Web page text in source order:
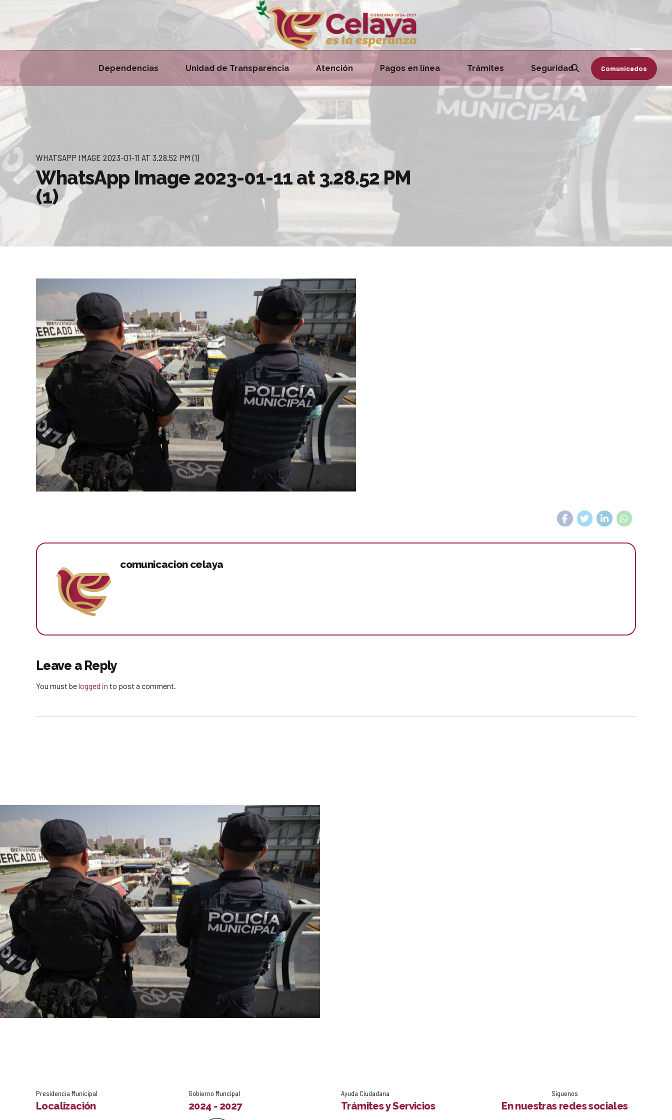
Comunicados
Dependencias Unidad de Transparencia Atención Pagos en línea Trámites Seguridad
WHATSAPP IMAGE 2023-01-11 AT 3.28.52 PM (1)
WhatsApp Image 2023-01-11 at 3.28.52 PM
(1)
comunicacion celaya
Leave a Reply
You must belogged in to post a comment.
Presidencia Municipal
Localización
Gobierno Muncipal
2024 - 2027
Ayuda Ciudadana
Trámites y Servicios
Síguenos
En nuestras redes sociales